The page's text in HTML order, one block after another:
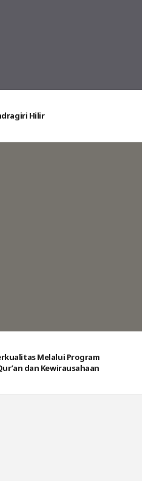
Hilir
Melalui Program
dan Kewirausahaan